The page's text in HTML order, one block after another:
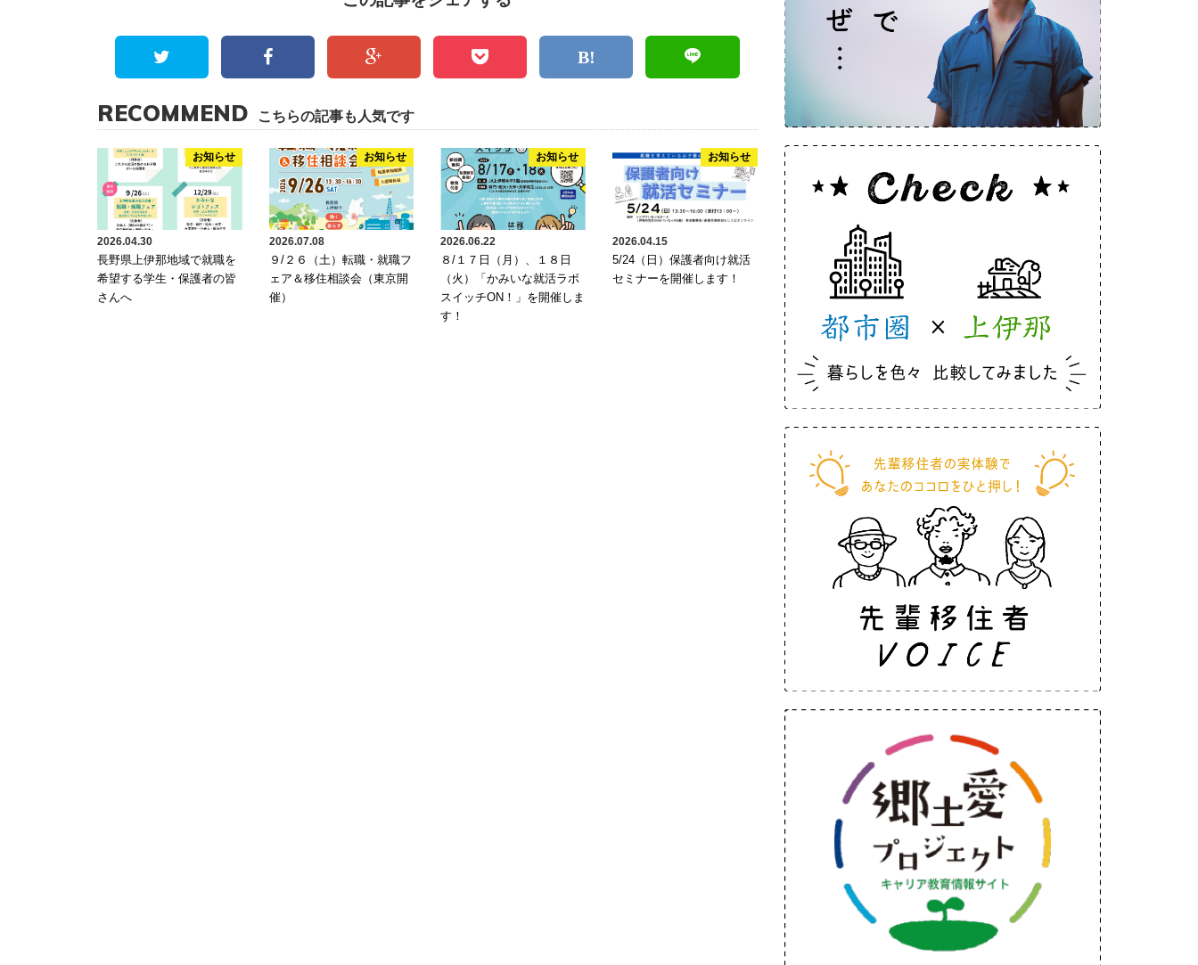
RECOMMEND こちらの記事も人気です
お知らせ
2026.04.30
長野県上伊那地域で就職を
希望する学生・保護者の皆
さんへ
お知らせ
2026.07.08
９/２６（土）転職・就職フ
ェア＆移住相談会（東京開
催）
お知らせ
2026.06.22
８/１７日（月）、１８日
（火）「かみいな就活ラボ
スイッチON！」を開催しま
す！
お知らせ
2026.04.15
5/24（日）保護者向け就活
セミナーを開催します！